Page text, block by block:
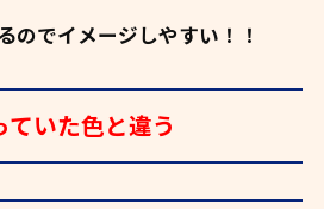
のでイメージしやすい！！
いた色と違う